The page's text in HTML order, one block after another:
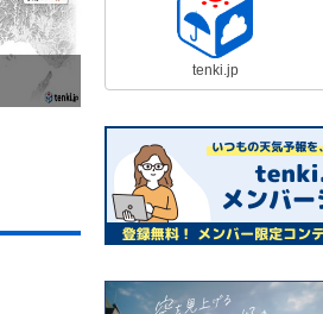
tenki.jp